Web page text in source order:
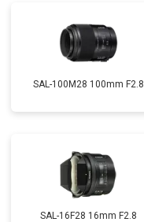
SAL-100M28 100mm F2.8
SAL-16F28 16mm F2.8